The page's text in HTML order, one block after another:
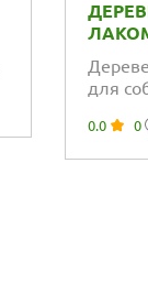
для
0.0 0